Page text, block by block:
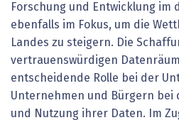
Forschung und Entwicklung im
ebenfalls im Fokus, um die
Landes zu steigern. Die
vertrauenswürdigen
entscheidende Rolle bei der
Unternehmen und Bürgern bei
und Nutzung ihrer Daten. Im